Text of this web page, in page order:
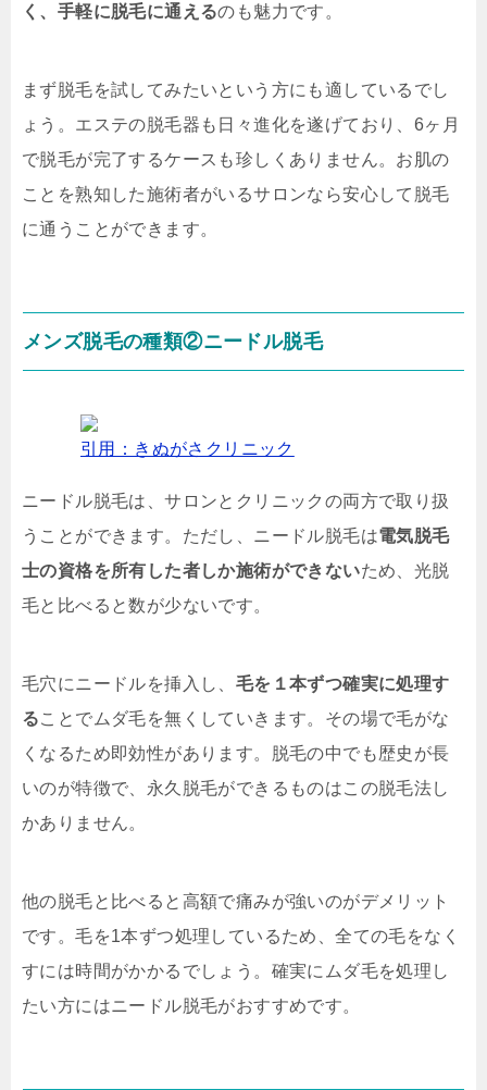
く、手軽に脱毛に通えるのも魅力です。
まず脱毛を試してみたいという方にも適しているでし
ょう。エステの脱毛器も日々進化を遂げており、6ヶ月
で脱毛が完了するケースも珍しくありません。お肌の
ことを熟知した施術者がいるサロンなら安心して脱毛
に通うことができます。
メンズ脱毛の種類②ニードル脱毛
引用：きぬがさクリニック
ニードル脱毛は、サロンとクリニックの両方で取り扱
うことができます。ただし、ニードル脱毛は電気脱毛
士の資格を所有した者しか施術ができないため、光脱
毛と比べると数が少ないです。
毛穴にニードルを挿入し、 毛を１本ずつ確実に処理す
ることでムダ毛を無くしていきます。その場で毛がな
くなるため即効性があります。脱毛の中でも歴史が長
いのが特徴で、永久脱毛ができるものはこの脱毛法し
かありません。
他の脱毛と比べると高額で痛みが強いのがデメリット
です。毛を1本ずつ処理しているため、全ての毛をなく
すには時間がかかるでしょう。確実にムダ毛を処理し
たい方にはニードル脱毛がおすすめです。